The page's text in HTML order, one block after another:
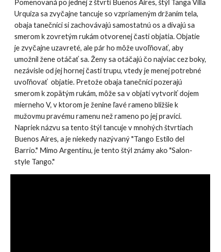
Pomenovaná po jednej z štvrtí Buenos Aires, štýl Tanga Villa
Urquiza sa zvyčajne tancuje so vzpriameným držaním tela,
obaja tanečníci si zachovávajú samostatnú os a dívajú sa
smerom k zovretým rukám otvorenej časti objatia. Objatie
je zvyčajne uzavreté, ale pár ho môže uvoľňovať, aby
umožnil žene otáčať sa. Ženy sa otáčajú čo najviac cez boky,
nezávisle od jej hornej časti trupu, vtedy je menej potrebné
uvoľňovať objatie. Pretože obaja tanečníci pozerajú
smerom k zopätým rukám, môže sa v objatí vytvoriť dojem
mierneho V, v ktorom je ženine ľavé rameno bližšie k
mužovmu pravému ramenu než rameno po jej pravici.
Napriek názvu sa tento štýl tancuje v mnohých štvrtiach
Buenos Aires, a je niekedy nazývaný "Tango Estilo del
Barrio." Mimo Argentínu, je tento štýl známy ako "Salon-
style Tango."